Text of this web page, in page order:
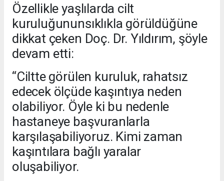
Özellikle yaşlılarda cilt
kuruluğununsıklıkla görüldüğüne
dikkat çeken Doç. Dr. Yıldırım, şöyle
devam etti:
“Ciltte görülen kuruluk, rahatsız
edecek ölçüde kaşıntıya neden
olabiliyor. Öyle ki bu nedenle
hastaneye başvuranlarla
karşılaşabiliyoruz. Kimi zaman
kaşıntılara bağlı yaralar
oluşabiliyor.